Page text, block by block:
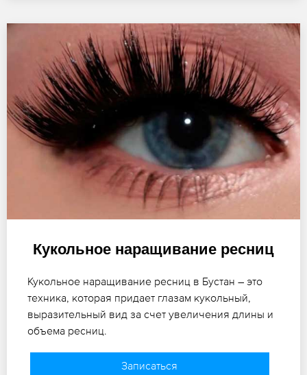
Кукольное наращивание ресниц
Кукольное наращивание ресниц в Бустан – это
техника, которая придает глазам кукольный,
выразительный вид за счет увеличения длины и
объема ресниц.
Записаться